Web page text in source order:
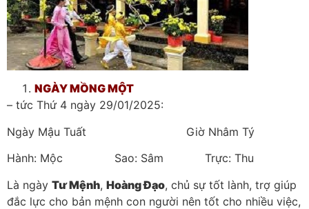
NGÀY MỒNG MỘT
– tức Thứ 4 ngày 29/01/2025:
Ngày Mậu Tuất Giờ Nhâm Tý
Hành: Mộc Sao: Sâm Trực: Thu
Là ngày Tư Mệnh, Hoàng Đạo, chủ sự tốt lành, trợ giúp
đắc lực cho bản mệnh con người nên tốt cho nhiều việc,